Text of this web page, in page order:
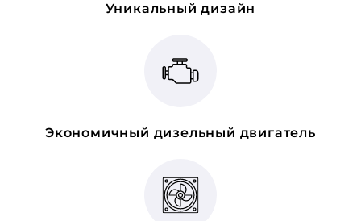
Уникальный дизайн
Экономичный дизельный двигатель